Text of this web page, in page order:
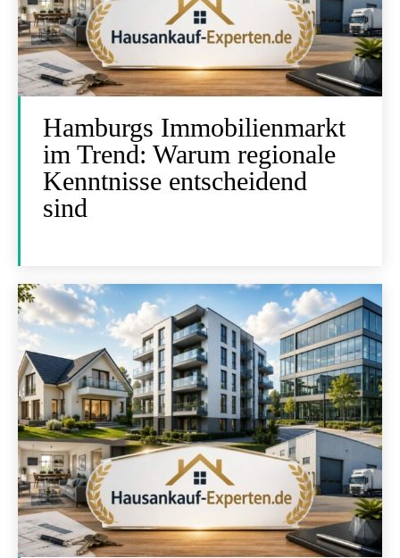
Hamburgs Immobilienmarkt
im Trend: Warum regionale
Kenntnisse entscheidend
sind